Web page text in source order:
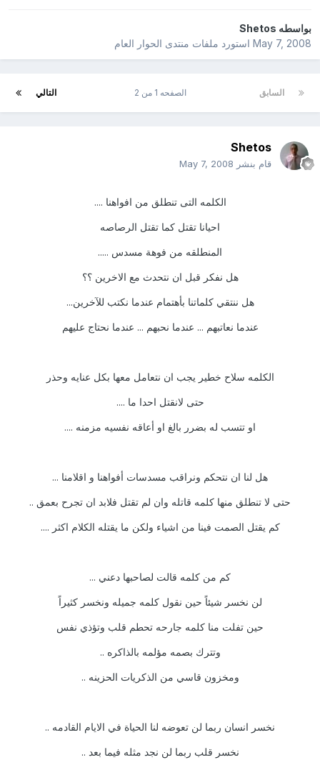
بواسطهShetos
May 7, 2008استورد ملفات منتدى الحوار العام
السابق التالي الصفحه 1 من 2
Shetos
قام بنشر May 7, 2008
الكلمه التى تنطلق من افواهنا ....
احيانا تقتل كما تقتل الرصاصه
المنطلقه من فوهة مسدس .....
هل نفكر قبل ان نتحدث مع الاخرين ؟؟
هل ننتقي كلماتنا بأهتمام عندما نكتب للآخرين...
عندما نعاتبهم ... عندما نحبهم ... عندما نحتاج عليهم
الكلمه سلاح خطير يجب ان نتعامل معها بكل عنايه وحذر
حتى لانقتل احدا ما ....
او تتسب له بضرر بالغ او أعاقه نفسيه مزمنه ....
هل لنا ان نتحكم ونراقب مسدسات أفواهنا و اقلامنا ...
حتى لا تنطلق منها كلمه قاتله وان لم تقتل فلابد ان تجرح بعمق ..
كم يقتل الصمت فينا من اشياء ولكن ما يقتله الكلام اكثر ....
كم من كلمه قالت لصاحبها دعني ...
لن نخسر شيئاً حين نقول كلمه جميله ونخسر كثيراً
حين تفلت منا كلمه جارحه تحطم قلب وتؤذي نفس
وتترك بصمه مؤلمه بالذاكره ..
ومخزون قاسي من الذكريات الحزينه ..
نخسر انسان ربما لن تعوضه لنا الحياة في الايام القادمه ..
نخسر قلب ربما لن نجد مثله فيما بعد ..